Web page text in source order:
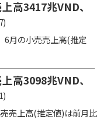
高3417兆VND、
6月の小売売上高(推定
高3098兆VND、
売上高(推定値)は前月比